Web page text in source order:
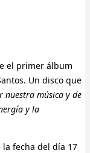
el primer álbum
Un disco que
nuestra música y de
y la
fecha del día 17